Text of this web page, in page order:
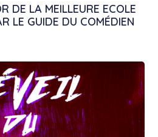
DE LA MEILLEURE ECOLE
LE GUIDE DU COMÉDIEN